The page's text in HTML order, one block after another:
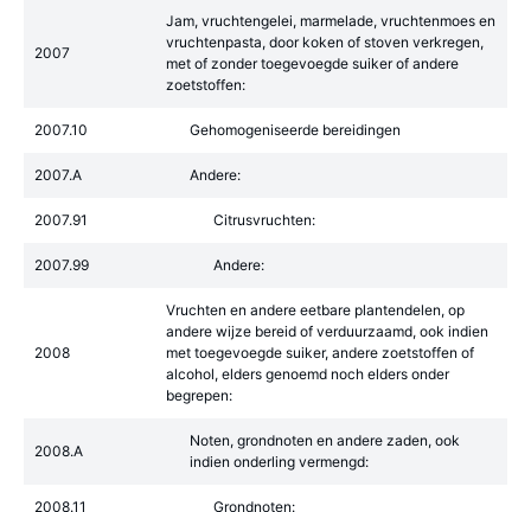
2007
Jam, vruchtengelei, marmelade, vruchtenmoes en
vruchtenpasta, door koken of stoven verkregen,
met of zonder toegevoegde suiker of andere
zoetstoffen:
2007.10 Gehomogeniseerde bereidingen
2007.A Andere:
2007.91 Citrusvruchten:
2007.99 Andere:
2008
Vruchten en andere eetbare plantendelen, op
andere wijze bereid of verduurzaamd, ook indien
met toegevoegde suiker, andere zoetstoffen of
alcohol, elders genoemd noch elders onder
begrepen:
2008.A
Noten, grondnoten en andere zaden, ook
indien onderling vermengd:
2008.11 Grondnoten: